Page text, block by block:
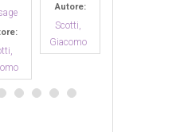
Autore:
Scotti,
Giacomo